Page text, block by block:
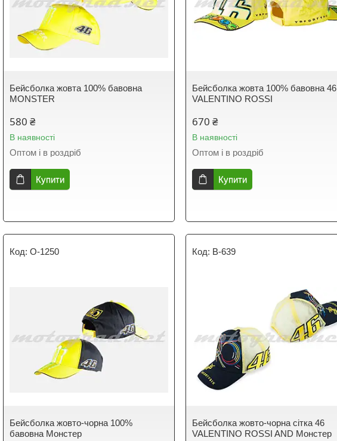
Бейсболка жовта 100% бавовна
MONSTER
580 ₴
В наявності
Оптом і в роздріб
Купити
Бейсболка жовта 100% бавовна 46
VALENTINO ROSSI
670 ₴
В наявності
Оптом і в роздріб
Купити
O-1250
Бейсболка жовто-чорна 100%
бавовна Монстер
B-639
Бейсболка жовто-чорна сітка 46
VALENTINO ROSSI AND Монстер